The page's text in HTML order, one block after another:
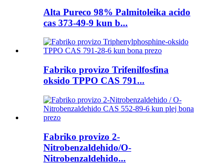
Alta Pureco 98% Palmitoleika acido
cas 373-49-9 kun b...
Fabriko provizo Trifenilfosfina
oksido TPPO CAS 791...
Fabriko provizo 2-
Nitrobenzaldehido/O-
Nitrobenzaldehido...